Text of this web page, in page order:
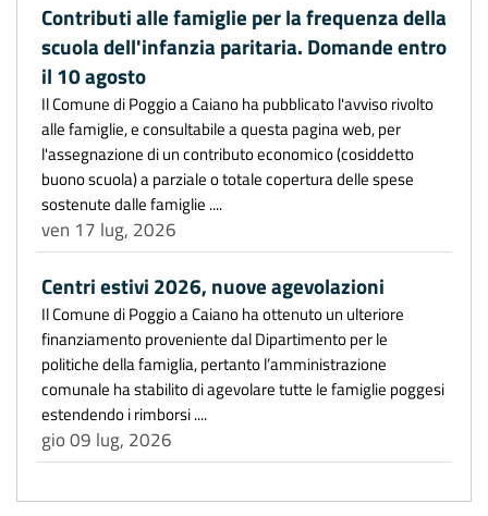
Contributi alle famiglie per la frequenza della
scuola dell'infanzia paritaria. Domande entro
il 10 agosto
Il Comune di Poggio a Caiano ha pubblicato l'avviso rivolto
alle famiglie, e consultabile a questa pagina web, per
l'assegnazione di un contributo economico (cosiddetto
buono scuola) a parziale o totale copertura delle spese
sostenute dalle famiglie ....
ven 17 lug, 2026
Centri estivi 2026, nuove agevolazioni
Il Comune di Poggio a Caiano ha ottenuto un ulteriore
finanziamento proveniente dal Dipartimento per le
politiche della famiglia, pertanto l’amministrazione
comunale ha stabilito di agevolare tutte le famiglie poggesi
estendendo i rimborsi ....
gio 09 lug, 2026